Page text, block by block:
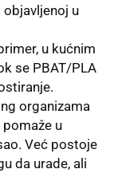
objavljenoj u
u kućnim
se PBAT/PLA
organizama
u
Već postoje
da urade, ali